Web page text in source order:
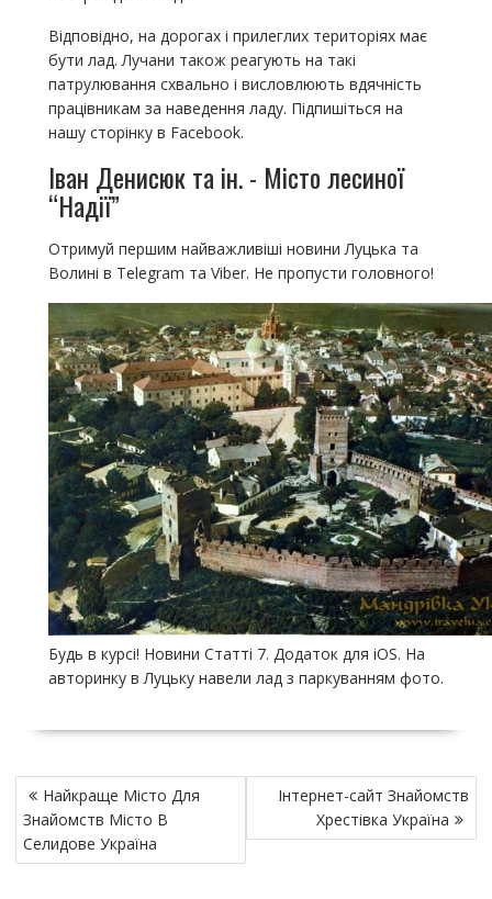
Відповідно, на дорогах і прилеглих територіях має
бути лад. Лучани також реагують на такі
патрулювання схвально і висловлюють вдячність
працівникам за наведення ладу. Підпишіться на
нашу сторінку в Facebook.
Іван Денисюк та ін. - Місто лесиної
“Надії”
Отримуй першим найважливіші новини Луцька та
Волині в Telegram та Viber. Не пропусти головного!
Будь в курсі! Новини Статті 7. Додаток для iOS. На
авторинку в Луцьку навели лад з паркуванням фото.
P
o
s
t
Найкраще Місто Для
Знайомств Місто В
Селидове Україна
Інтернет-сайт Знайомств
Хрестівка Україна